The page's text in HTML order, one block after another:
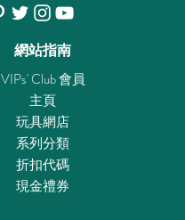
網站指南
VIPs' Club 會員
主頁
玩具網店
系列分類
折扣代碼
現金禮券